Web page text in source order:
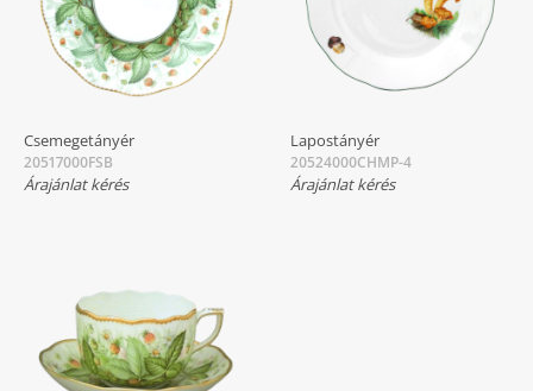
Csemegetányér
20517000FSB
Árajánlat kérés
Lapostányér
20524000CHMP-4
Árajánlat kérés